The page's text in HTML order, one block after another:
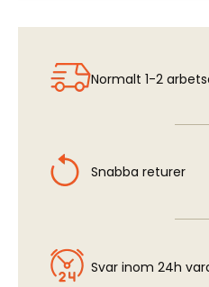
Normalt 1-2
Snabba returer
Svar inom 24h